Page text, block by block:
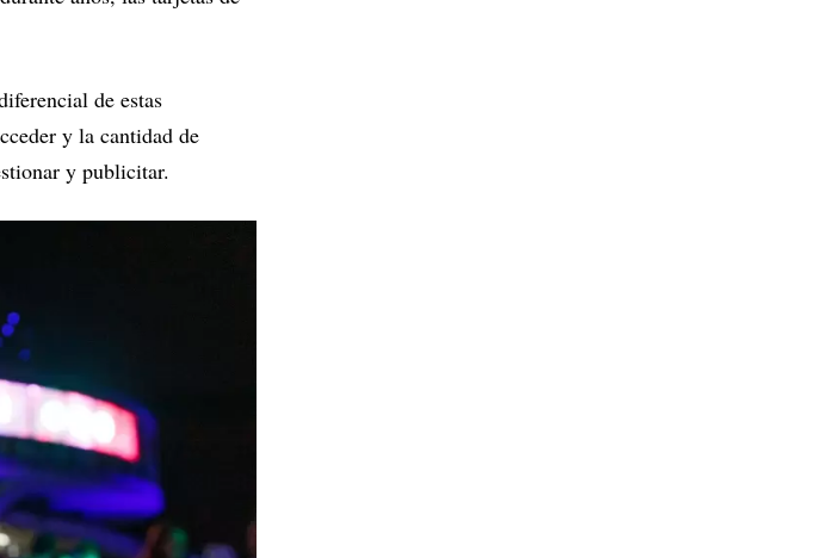
de estas
y la cantidad de
y publicitar.